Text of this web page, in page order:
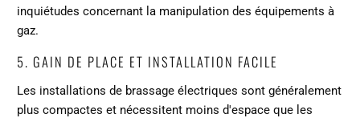
inquiétudes concernant la manipulation des équipements à
gaz.
5. GAIN DE PLACE ET INSTALLATION FACILE
Les installations de brassage électriques sont généralement
plus compactes et nécessitent moins d'espace que les